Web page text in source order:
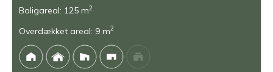
Boligareal: 125 m2
Overdækket areal: 9 m2